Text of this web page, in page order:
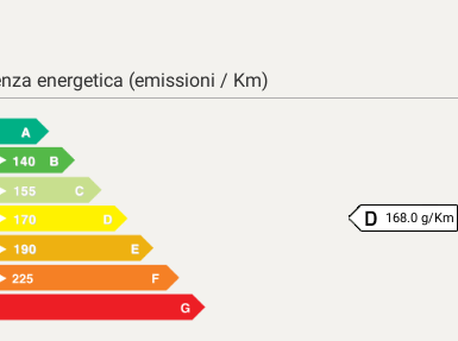
energetica (emissioni / Km)
168.0 g/Km